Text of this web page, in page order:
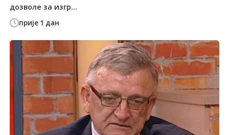
прије 1 дан
дозволе за изгр...